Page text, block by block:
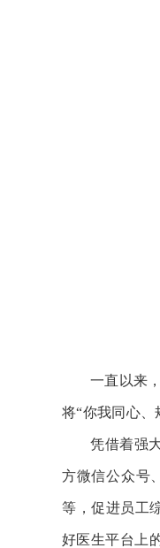
一直以来
将“你我同心、
凭借着强
方微信公众号
等，促进员工
好医生平台上